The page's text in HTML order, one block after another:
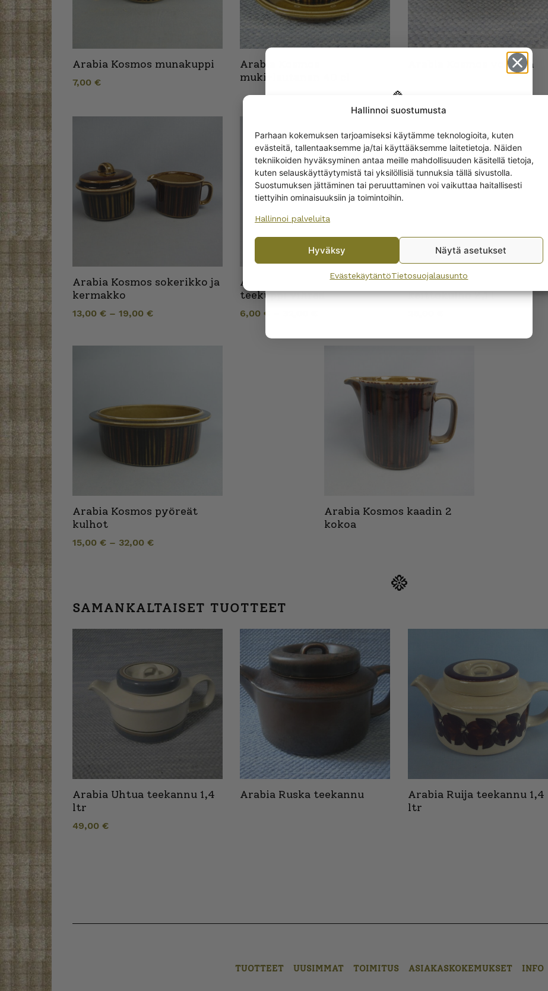
Hallinnoi suostumusta
Parhaan kokemuksen tarjoamiseksi käytämme teknologioita, kuten
evästeitä, tallentaaksemme ja/tai käyttääksemme laitetietoja. Näiden
tekniikoiden hyväksyminen antaa meille mahdollisuuden käsitellä tietoja,
kuten selauskäyttäytymistä tai yksilöllisiä tunnuksia tällä sivustolla.
Suostumuksen jättäminen tai peruuttaminen voi vaikuttaa haitallisesti
tiettyihin ominaisuuksiin ja toimintoihin.
Hallinnoi palveluita
Hyväksy Näytä asetukset
EvästekäytäntöTietosuojalausunto
Arabia Kosmos munakuppi
7,00 €
Arabia Kosmos
muki+lautanen 40 cl
Arabia Kosmos voirasia
Arabia Kosmos sokerikko ja
kermakko
13,00 € – 19,00 €
Arabia Kosmos kahvi- ja
teekuppi vihreä
6,00€
Arabia Kosmos kannellinen
keittokulho 2,1 l
Arabia Kosmos pyöreät
kulhot
15,00 € – 32,00 €
Arabia Kosmos kaadin 2
kokoa
SAMANKALTAISET TUOTTEET
Arabia Uhtua teekannu 1,4
ltr
49,00 €
Arabia Ruska teekannu
Arabia Ruija teekannu 1,4
ltr
TUOTTEET UUSIMMAT TOIMITUS ASIAKASKOKEMUKSET INFO
Get -5%
off?
Yes! I want the discount
By subscribing to the newsletter, you consent to receiving messages from
Wanhojen kuppien and confirm that you have read and accepted